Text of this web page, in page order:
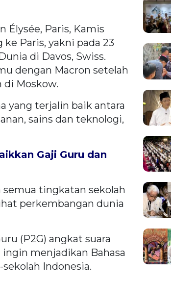
Élysée, Paris, Kamis
Paris, yakni pada 23
di Davos, Swiss.
dengan Macron setelah
Moskow.
yang terjalin baik antara
sains dan teknologi,
Gaji Guru dan
semua tingkatan sekolah
perkembangan dunia
(P2G) angkat suara
ingin menjadikan Bahasa
Indonesia.